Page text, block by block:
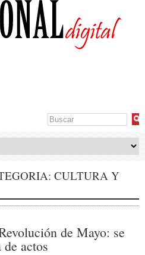
CULTURA Y
de Mayo: se
actos